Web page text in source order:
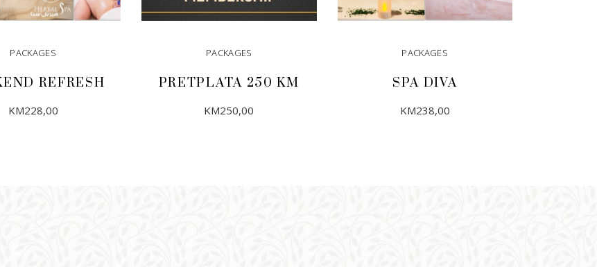
PACKAGES
REFRESH
KM228,00
PACKAGES
PRETPLATA 250 KM
KM250,00
PACKAGES
SPA DIVA
KM238,00